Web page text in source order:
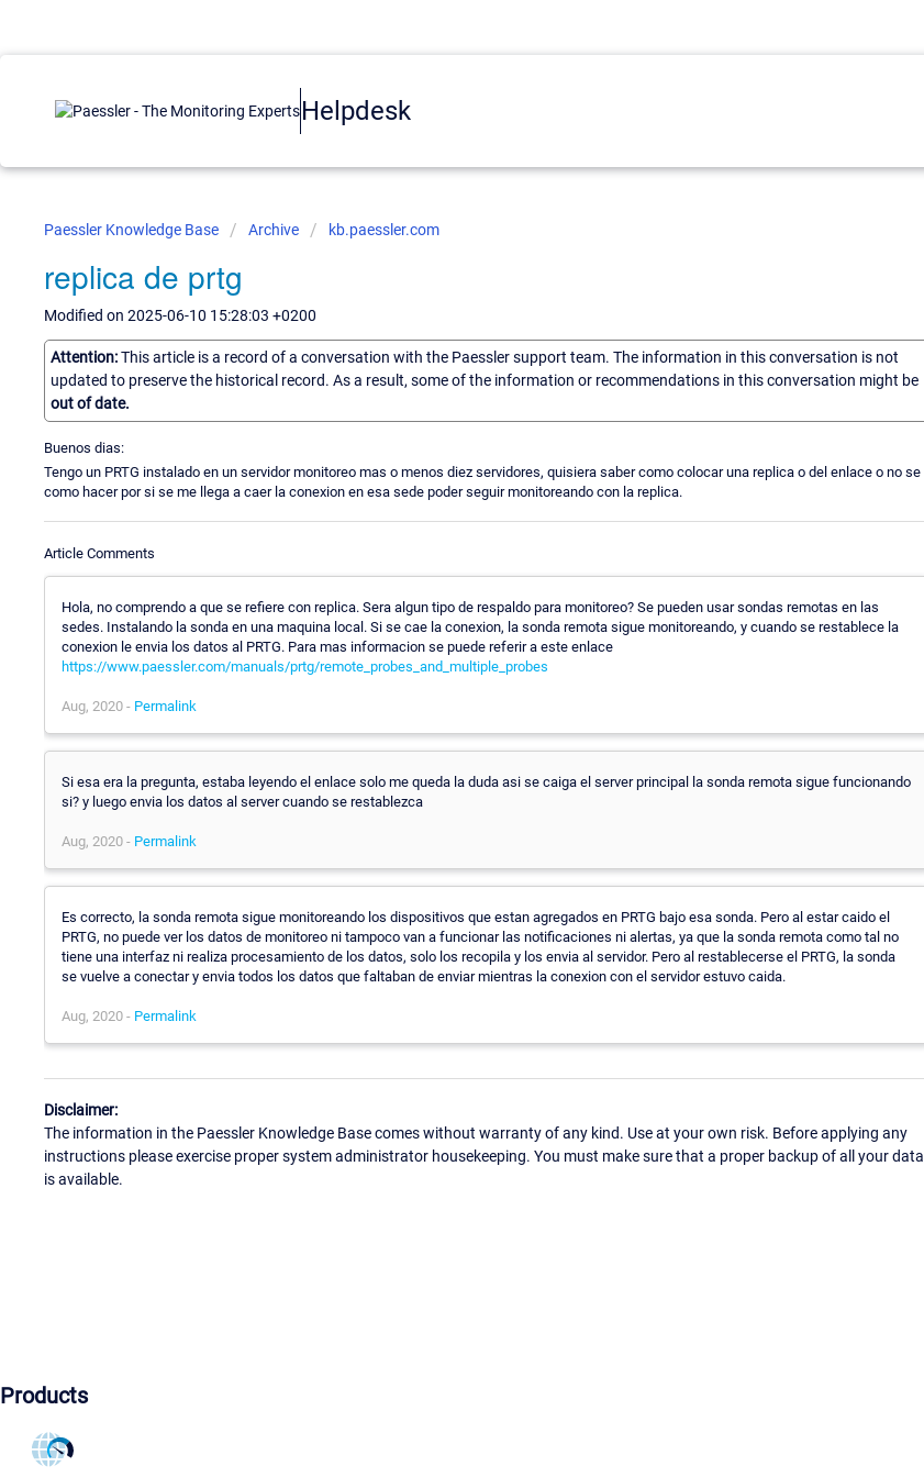
Helpdesk
Paessler Knowledge Base Archive kb.paessler.com
replica de prtg
Modified on 2025-06-10 15:28:03 +0200
Attention:This article is a record of a conversation with the Paessler support team. The information in this conversation is not
updated to preserve the historical record. As a result, some of the information or recommendations in this conversation might be
out of date.
Buenos dias:
Tengo un PRTG instalado en un servidor monitoreo mas o menos diez servidores, quisiera saber como colocar una replica o del enlace o no se
como hacer por si se me llega a caer la conexion en esa sede poder seguir monitoreando con la replica.
Article Comments
Hola, no comprendo a que se refiere con replica. Sera algun tipo de respaldo para monitoreo? Se pueden usar sondas remotas en las
sedes. Instalando la sonda en una maquina local. Si se cae la conexion, la sonda remota sigue monitoreando, y cuando se restablece la
conexion le envia los datos al PRTG. Para mas informacion se puede referir a este enlace
https://www.paessler.com/manuals/prtg/remote_probes_and_multiple_probes
Aug, 2020 - Permalink
Si esa era la pregunta, estaba leyendo el enlace solo me queda la duda asi se caiga el server principal la sonda remota sigue funcionando
si? y luego envia los datos al server cuando se restablezca
Aug, 2020 - Permalink
Es correcto, la sonda remota sigue monitoreando los dispositivos que estan agregados en PRTG bajo esa sonda. Pero al estar caido el
PRTG, no puede ver los datos de monitoreo ni tampoco van a funcionar las notificaciones ni alertas, ya que la sonda remota como tal no
tiene una interfaz ni realiza procesamiento de los datos, solo los recopila y los envia al servidor. Pero al restablecerse el PRTG, la sonda
se vuelve a conectar y envia todos los datos que faltaban de enviar mientras la conexion con el servidor estuvo caida.
Aug, 2020 - Permalink
Disclaimer:
The information in the Paessler Knowledge Base comes without warranty of any kind. Use at your own risk. Before applying any
instructions please exercise proper system administrator housekeeping. You must make sure that a proper backup of all your data
is available.
Products